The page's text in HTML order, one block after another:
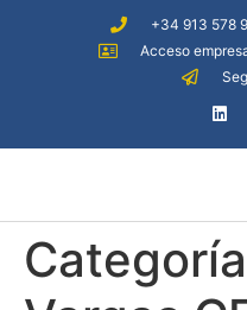
+34 913 578
Acceso